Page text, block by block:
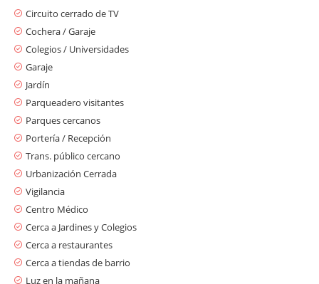
Circuito cerrado de TV
Cochera / Garaje
Colegios / Universidades
Garaje
Jardín
Parqueadero visitantes
Parques cercanos
Portería / Recepción
Trans. público cercano
Urbanización Cerrada
Vigilancia
Centro Médico
Cerca a Jardines y Colegios
Cerca a restaurantes
Cerca a tiendas de barrio
Luz en la mañana